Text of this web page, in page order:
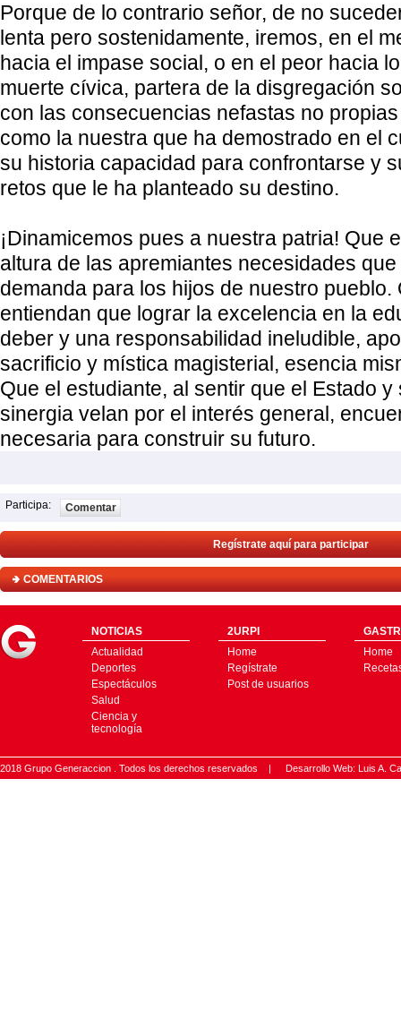
Porque de lo contrario señor, de no
lenta pero sostenidamente, iremos, en el
hacia el impase social, o en el peor hacia
muerte cívica, partera de la disgregación
con las consecuencias nefastas no
como la nuestra que ha demostrado en el
su historia capacidad para confrontarse y
retos que le ha planteado su destino.
¡Dinamicemos pues a nuestra patria! Que
altura de las apremiantes necesidades
demanda para los hijos de nuestro pueblo.
entiendan que lograr la excelencia en la
deber y una responsabilidad ineludible,
sacrificio y mística magisterial, esencia
Que el estudiante, al sentir que el Estado
sinergia velan por el interés general,
necesaria para construir su futuro.
Participa: Comentar
Regístrate aquí para participar
COMENTARIOS
NOTICIAS
Actualidad
Deportes
Espectáculos
Salud
Ciencia y
tecnología
2URPI
Home
Regístrate
Post de usuarios
Home
2018 Grupo Generaccion . Todos los derechos reservados | Desarrollo Web: Luis